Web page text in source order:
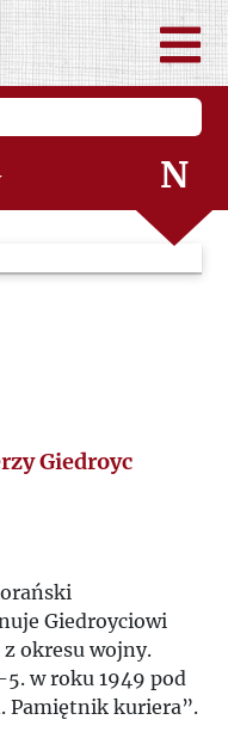
Ł
M
N
O
T
U
Giedroyc
Giedroyciowi
okresu wojny.
5. w roku 1949 pod
Pamiętnik kuriera”.